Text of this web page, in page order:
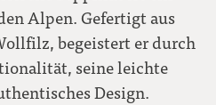
Alpen. Gefertigt aus
begeistert er durch
seine leichte
Design.